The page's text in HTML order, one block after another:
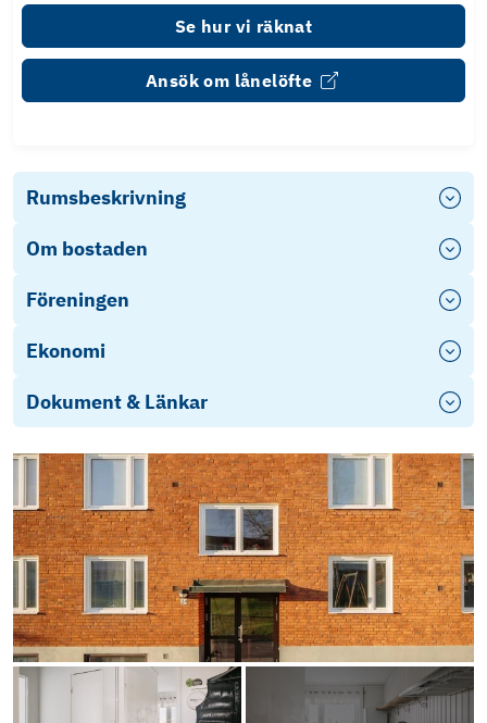
Se hur vi räknat
Ansök om lånelöfte
Rumsbeskrivning
Om bostaden
Föreningen
Ekonomi
Dokument & Länkar
Objektsbeskrivning